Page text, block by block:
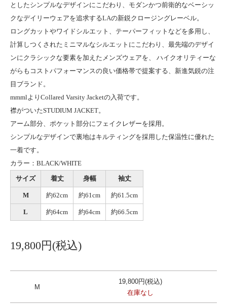
としたシンプルなデザインにこだわり、モダンかつ前衛的なベーシッ
クなデイリーウェアを追求するLAの新鋭クロージングレーベル。
ロングカットやワイドシルエット、テーパーフィットなどを多用し、
計算しつくされたミニマルなシルエットにこだわり、最先端のデザイ
ンにクラシックな要素を加えたメンズウェアを、 ハイクオリティーな
がらもコストパフォーマンスの良い価格帯で提案する、新進気鋭の注
目ブランド。
mmmlよりCollared Varsity Jacketの入荷です。
襟がついたSTUDIUM JACKET。
アーム部分、ポケット部分にフェイクレザーを採用。
シンプルなデザインで裏地はキルティングを採用した保温性に優れた
一着です。
カラー：BLACK/WHITE
サイズ
着丈 身幅 袖丈
M 約62cm 約61cm 約61.5cm
L 約64cm 約64cm 約66.5cm
19,800円(税込)
M
19,800円(税込)
在庫なし